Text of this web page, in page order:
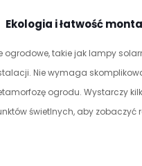
Ekologia i łatwość
ogrodowe, takie jak lampy
Nie wymaga
ogrodu. Wystarczy
świetlnych, aby zobaczyć